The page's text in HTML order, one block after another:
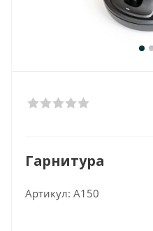
Гарнитура
Артикул: A150